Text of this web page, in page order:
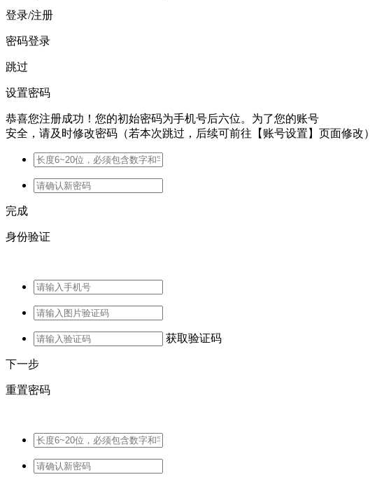
登录/注册
密码登录
跳过
设置密码
恭喜您注册成功！您的初始密码为手机号后六位。为了您的账号
安全，请及时修改密码（若本次跳过，后续可前往【账号设置】页面修改）
完成
身份验证
获取验证码
下一步
重置密码